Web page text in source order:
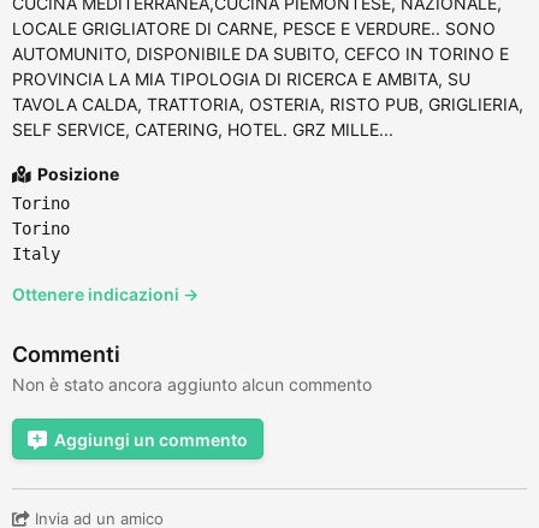
LOCALE GRIGLIATORE DI CARNE, PESCE E VERDURE.. SONO
AUTOMUNITO, DISPONIBILE DA SUBITO, CEFCO IN TORINO E
PROVINCIA LA MIA TIPOLOGIA DI RICERCA E AMBITA, SU
TAVOLA CALDA, TRATTORIA, OSTERIA, RISTO PUB, GRIGLIERIA,
SELF SERVICE, CATERING, HOTEL. GRZ MILLE...
Posizione
Torino
Torino
Italy
Ottenere indicazioni →
Commenti
Non è stato ancora aggiunto alcun commento
Aggiungi un commento
Invia ad un amico